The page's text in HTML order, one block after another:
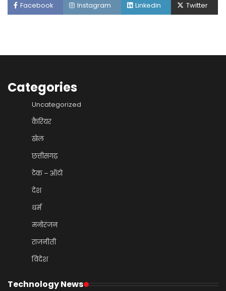
Facebook Instagram Linkedin Twitter
Categories
Uncategorized
कैरियर
खेल
छत्तीसगढ़
टेक – ऑटो
देश
धर्म
मनोरंजन
राजनीती
विदेश
Technology News